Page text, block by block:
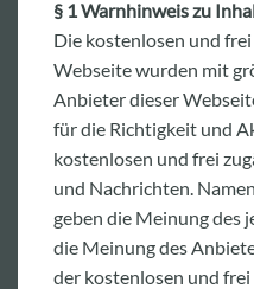
§ 1 Warnhinweis zu
Die kostenlosen und
Webseite wurden mit
Anbieter dieser
für die Richtigkeit und
kostenlosen und frei
und Nachrichten.
geben die Meinung des
die Meinung des
der kostenlosen und